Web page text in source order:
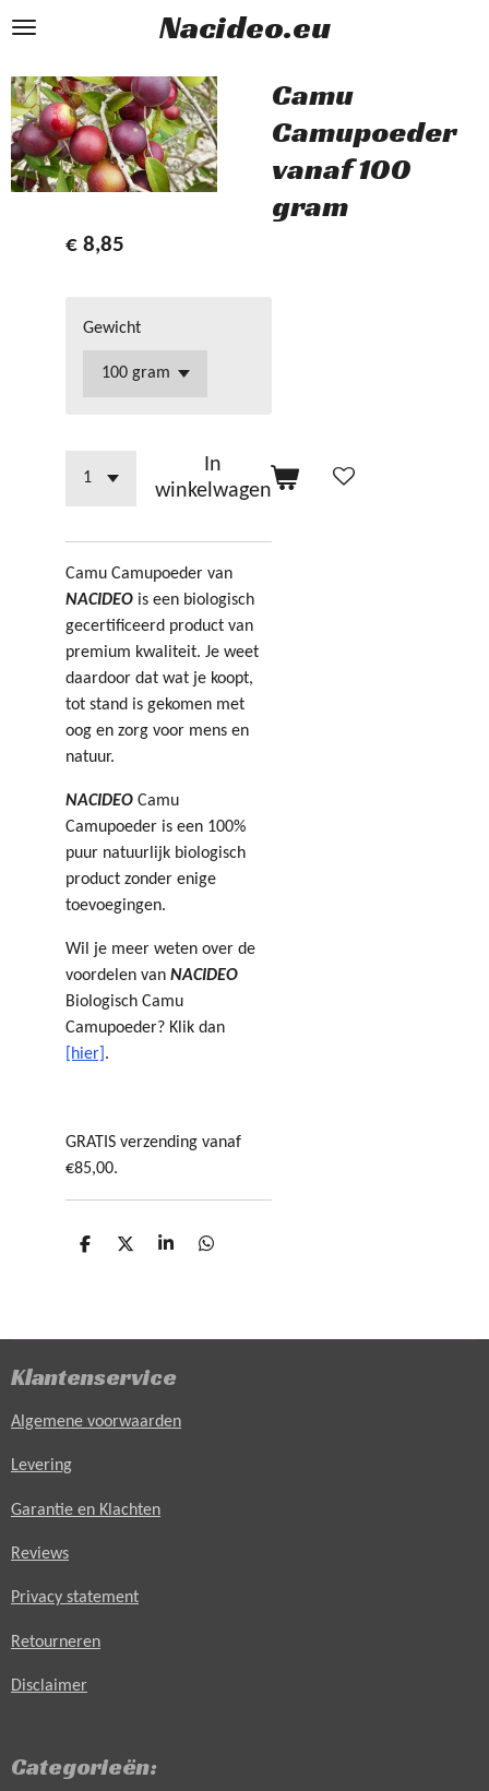
Ga
naar
de
hoofdinhoud
Nacideo.eu
Camu
Camupoeder
vanaf 100
gram
€ 8,85
Gewicht
In
winkelwagen
Camu Camupoeder van
NACIDEO is een biologisch
gecertificeerd product van
premium kwaliteit. Je weet
daardoor dat wat je koopt,
tot stand is gekomen met
oog en zorg voor mens en
natuur.
NACIDEO Camu
Camupoeder is een 100%
puur natuurlijk biologisch
product zonder enige
toevoegingen.
Wil je meer weten over de
voordelen van NACIDEO
Biologisch Camu
Camupoeder? Klik dan
[hier] .
GRATIS verzending vanaf
€85,00.
D
D
S
D
Klantenservice
Algemene voorwaarden
Levering
Garantie en Klachten
Reviews
Privacy statement
Retourneren
Disclaimer
Categorieën: